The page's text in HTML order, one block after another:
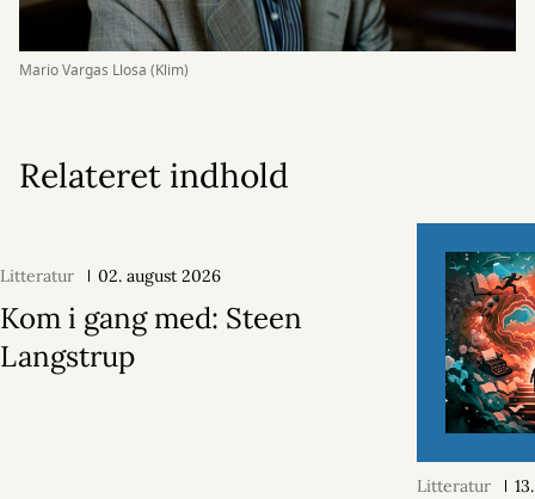
Mario Vargas Llosa (Klim)
Relateret indhold
Litteratur 02. august 2026
Kom i gang med: Steen
Langstrup
Litteratur